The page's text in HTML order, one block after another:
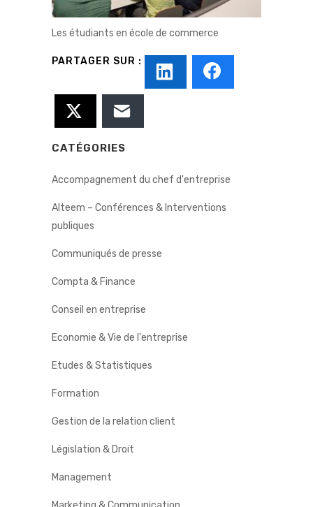
Les étudiants en école de commerce
CATÉGORIES
Accompagnement du chef d'entreprise
Alteem – Conférences & Interventions
publiques
Communiqués de presse
Compta & Finance
Conseil en entreprise
Economie & Vie de l'entreprise
Etudes & Statistiques
Formation
Gestion de la relation client
Législation & Droit
Management